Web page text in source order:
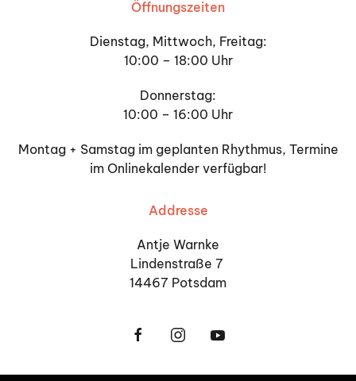
Öffnungszeiten
Dienstag, Mittwoch, Freitag:
10:00 – 18:00 Uhr
Donnerstag:
10:00 – 16:00 Uhr
Montag + Samstag im geplanten Rhythmus, Termine
im Onlinekalender verfügbar!
Addresse
Antje Warnke
Lindenstraße 7
14467 Potsdam